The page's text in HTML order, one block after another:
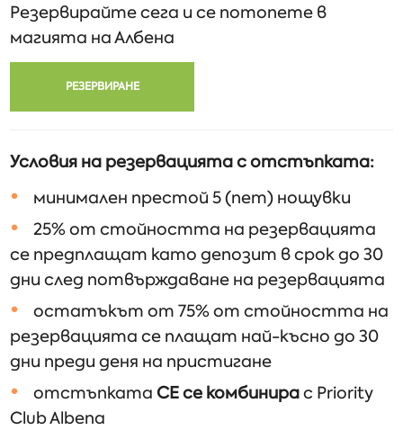
Резервирайте сега и се потопете в
магията на Албена
РЕЗЕРВИРАНЕ
Условия на резервацията с отстъпката:
минимален престой 5 (пет) нощувки
25% от стойността на резервацията
се предплащат като депозит в срок до 30
дни след потвърждаване на резервацията
остатъкът от 75% от стойността на
резервацията се плащат най-късно до 30
дни преди деня на пристигане
отстъпкатаСЕсе комбинирас Priority
Club Albena